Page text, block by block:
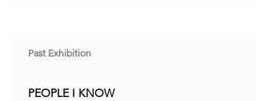
Past Exhibition
PEOPLE I KNOW